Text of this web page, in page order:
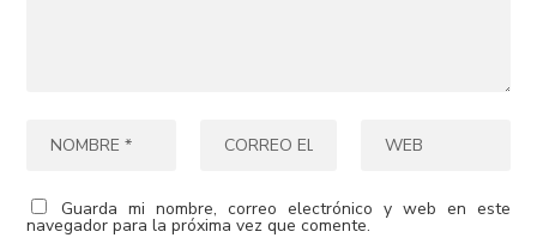
Guarda mi nombre, correo electrónico y web en este
navegador para la próxima vez que comente.